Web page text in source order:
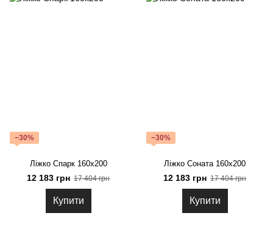
−30%
Ліжко Спарк 160х200
12 183 грн 17 404 грн
Купити
−30%
Ліжко Соната 160х200
12 183 грн 17 404 грн
Купити